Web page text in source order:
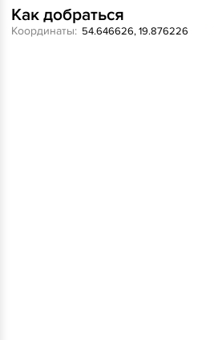
Координаты:
Как добраться